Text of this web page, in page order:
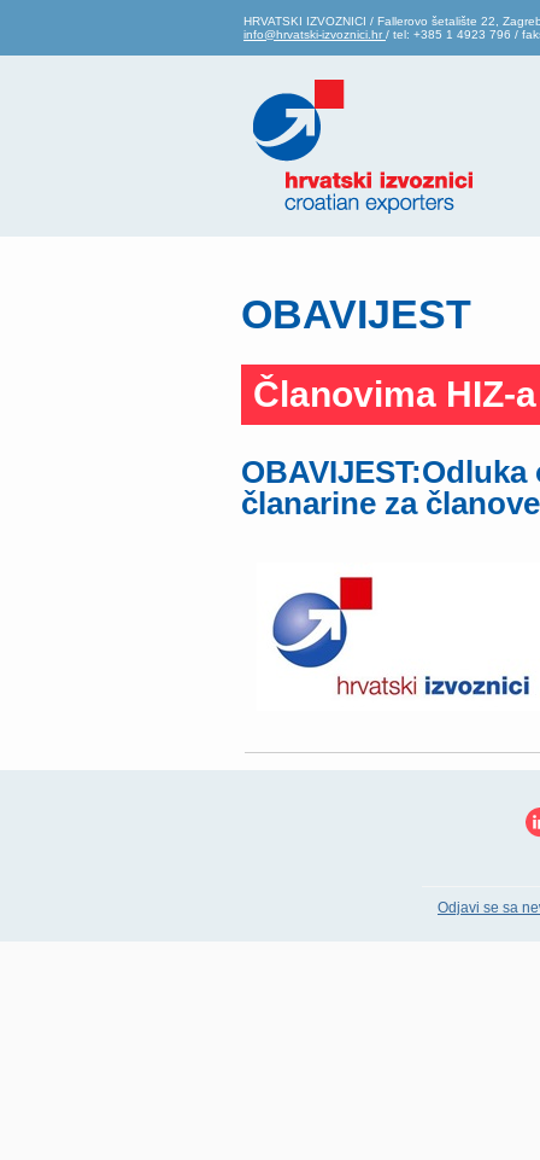
HRVATSKI IZVOZNICI / Fallerovo šetalište 22,
info@hrvatski-izvoznici.hr / tel: +385 1 4923 796 /
OBAVIJEST
Članovima HIZ-a
članarine za
Odjavi se sa